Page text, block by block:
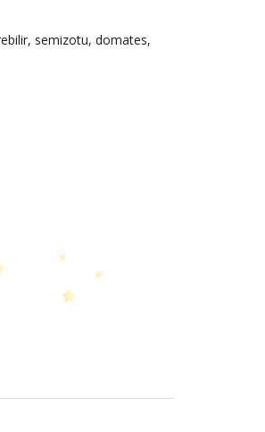
semizotu, domates,